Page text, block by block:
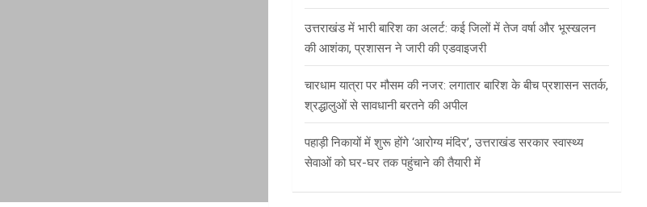
उत्तराखंड में भारी बारिश का अलर्ट: कई जिलों में तेज वर्षा और भूस्खलन
की आशंका, प्रशासन ने जारी की एडवाइजरी
चारधाम यात्रा पर मौसम की नजर: लगातार बारिश के बीच प्रशासन सतर्क,
श्रद्धालुओं से सावधानी बरतने की अपील
पहाड़ी निकायों में शुरू होंगे ‘आरोग्य मंदिर’, उत्तराखंड सरकार स्वास्थ्य
सेवाओं को घर-घर तक पहुंचाने की तैयारी में